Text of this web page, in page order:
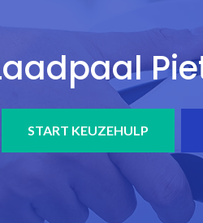
START KEUZEHULP